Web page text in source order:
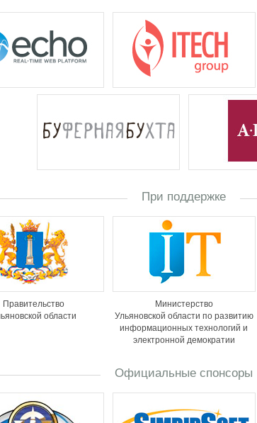
При поддержке
Правительство
области
Министерство
Ульяновской области по развитию
информационных технологий и
электронной демократии
Официальные спонсоры